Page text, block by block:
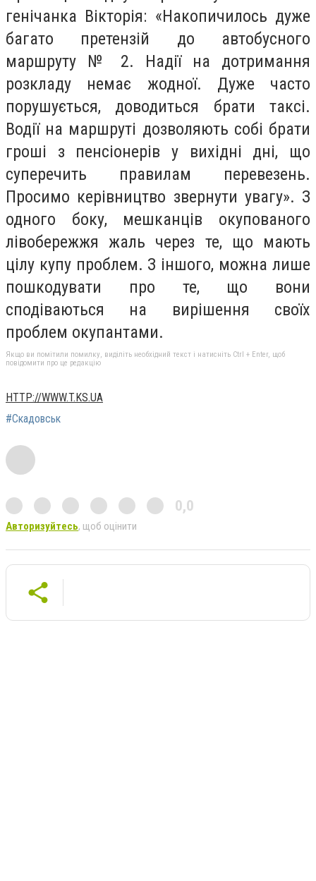
генічанка Вікторія: «Накопичилось дуже
багато претензій до автобусного
маршруту № 2. Надії на дотримання
розкладу немає жодної. Дуже часто
порушується, доводиться брати таксі.
Водії на маршруті дозволяють собі брати
гроші з пенсіонерів у вихідні дні, що
суперечить правилам перевезень.
Просимо керівництво звернути увагу». З
одного боку, мешканців окупованого
лівобережжя жаль через те, що мають
цілу купу проблем. З іншого, можна лише
пошкодувати про те, що вони
сподіваються на вирішення своїх
проблем окупантами.
Якщо ви помітили помилку, виділіть необхідний текст і натисніть Ctrl + Enter, щоб
повідомити про це редакцію
HTTP://WWW.T.KS.UA
#Скадовськ
0,0
Авторизуйтесь, щоб оцінити